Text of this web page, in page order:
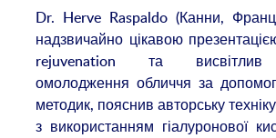
Dr. Herve Raspaldo (Канни,
надзвичайно цікавою
rejuvenation та висвітлив
омолодження обличчя за
методик, пояснив авторську
з використанням гіалуронової